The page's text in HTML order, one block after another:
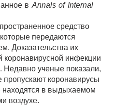
в Annals of Internal
средство
передаются
Доказательства их
коронавирусной инфекции
Недавно ученые показали,
пропускают коронавирусы
находятся в выдыхаемом
воздухе.